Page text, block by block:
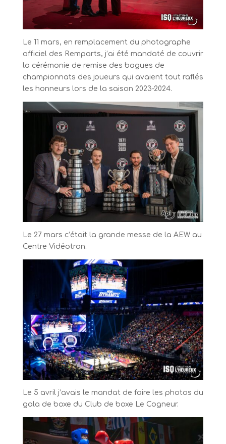
Le 11 mars, en remplacement du photographe
officiel des Remparts, j’ai été mandaté de couvrir
la cérémonie de remise des bagues de
championnats des joueurs qui avaient tout raflés
les honneurs lors de la saison 2023-2024.
Le 27 mars c’était la grande messe de la AEW au
Centre Vidéotron.
Le 5 avril j’avais le mandat de faire les photos du
gala de boxe du Club de boxe Le Cogneur.